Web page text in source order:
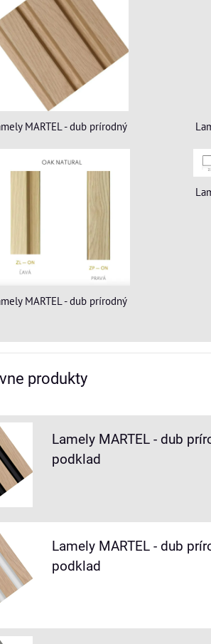
MARTEL - dub prírodný
MARTEL - dub prírodný
produkty
Lamely MARTEL - dub
podklad
Lamely MARTEL - dub
podklad